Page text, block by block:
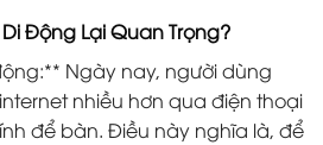
Di Động Lại Quan Trọng?
Ngày nay, người dùng
nhiều hơn qua điện thoại
để bàn. Điều này nghĩa là, để